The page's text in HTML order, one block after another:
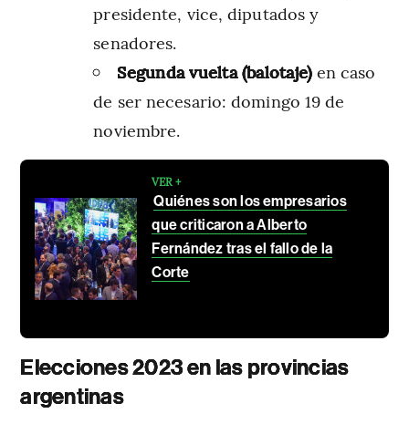
presidente, vice, diputados y
senadores.
Segunda vuelta (balotaje) en caso
de ser necesario: domingo 19 de
noviembre.
VER +
Quiénes son los empresarios
que criticaron a Alberto
Fernández tras el fallo de la
Corte
Elecciones 2023 en las provincias
argentinas